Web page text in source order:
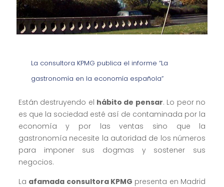
La consultora KPMG publica el informe “La
gastronomía en la economía española”
Están destruyendo el hábito de pensar. Lo peor no
es que la sociedad esté así de contaminada por la
economía y por las ventas sino que la
gastronomía necesite la autoridad de los números
para imponer sus dogmas y sostener sus
negocios.
La afamada consultora KPMG presenta en Madrid